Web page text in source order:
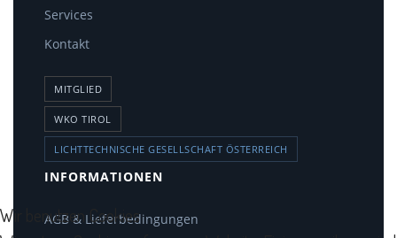
Services
Kontakt
MITGLIED
WKO TIROL
LICHTTECHNISCHE GESELLSCHAFT ÖSTERREICH
INFORMATIONEN
AGB & Lieferbedingungen
Wir benutzen Cookies